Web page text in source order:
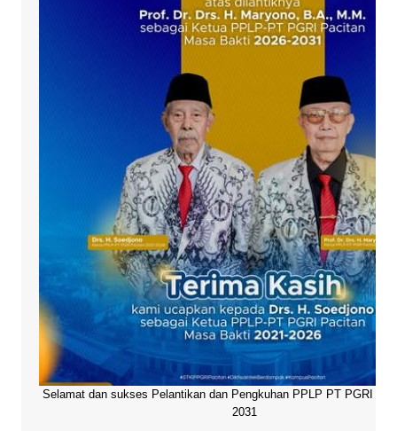
Selamat dan sukses Pelantikan dan Pengkuhan PPLP PT PGRI
2031